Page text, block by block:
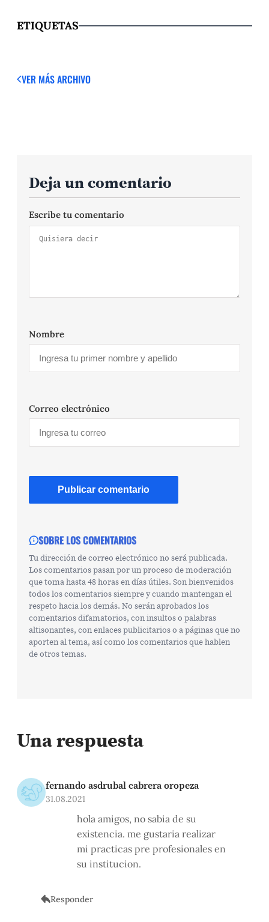
ETIQUETAS
VER MÁSARCHIVO
Deja un comentario
Escribe tu comentario
Nombre
Correo electrónico
SOBRE LOS COMENTARIOS
Tu dirección de correo electrónico no será publicada.
Los comentarios pasan por un proceso de moderación
que toma hasta 48 horas en días útiles. Son bienvenidos
todos los comentarios siempre y cuando mantengan el
respeto hacia los demás. No serán aprobados los
comentarios difamatorios, con insultos o palabras
altisonantes, con enlaces publicitarios o a páginas que no
aporten al tema, así como los comentarios que hablen
de otros temas.
Una respuesta
fernando asdrubal cabrera oropeza
31.08.2021
hola amigos, no sabia de su
existencia. me gustaria realizar
mi practicas pre profesionales en
su institucion.
Responder